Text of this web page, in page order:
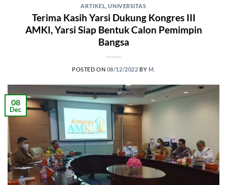
ARTIKEL ,UNIVERSITAS
Terima Kasih Yarsi Dukung Kongres III
AMKI, Yarsi Siap Bentuk Calon Pemimpin
Bangsa
POSTED ON 08/12/2022 BY M.
08
Dec